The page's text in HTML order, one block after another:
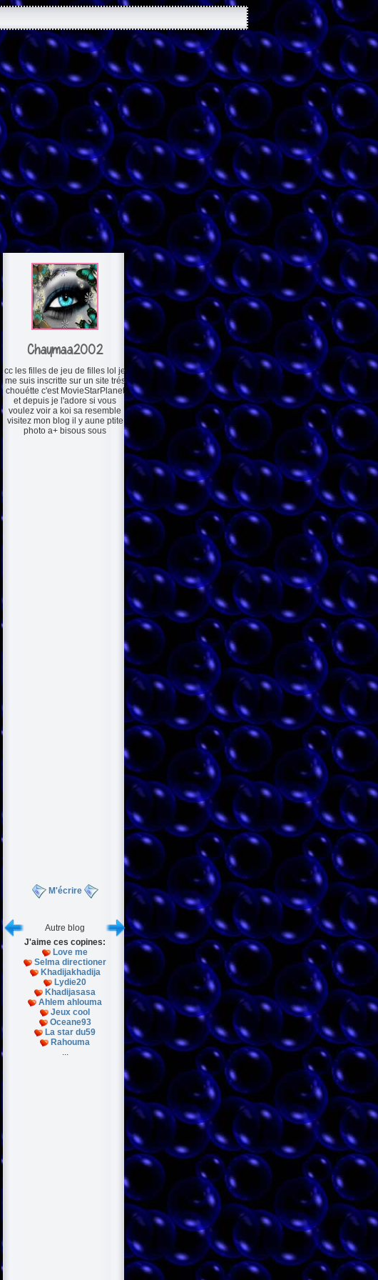
Chaymaa2002
cc les filles de jeu de filles lol je
me suis inscritte sur un site trés
chouétte c'est MovieStarPlanet
et depuis je l'adore si vous
voulez voir a koi sa resemble
visitez mon blog il y aune ptite
photo a+ bisous sous
M'écrire
Autre blog
J'aime ces copines:
Love me
Selma directioner
Khadijakhadija
Lydie20
Khadijasasa
Ahlem ahlouma
Jeux cool
Oceane93
La star du59
Rahouma
...